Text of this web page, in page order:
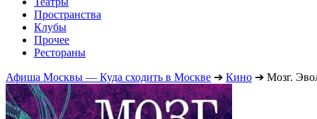
Пространства
Клубы
Прочее
Рестораны
Афиша Москвы — Куда сходить в Москве ➔ Кино ➔ Мозг.